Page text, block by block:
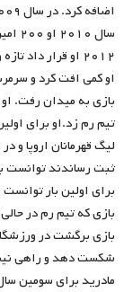
بازی به میدان رفت.
لیگ قهرمانان اروپا و
ثبت رساندند توانست
برای اولین بار توانست
شکست دهد و راهی
مادرید برای سومین